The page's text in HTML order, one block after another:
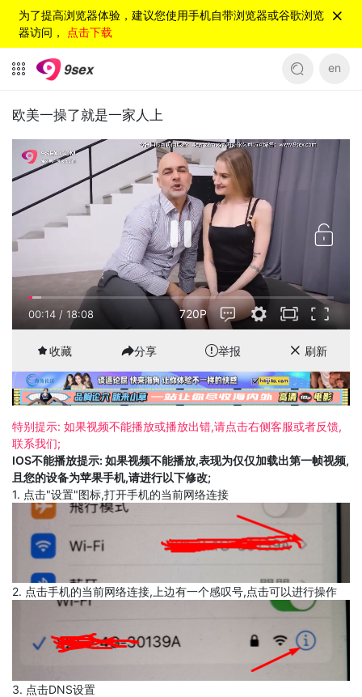
为了提高浏览器体验，建议您使用手机自带浏览器或谷歌浏览
器访问， 点击下载
en
欧美一操了就是一家人上
00:15 / 18:08 720P
收藏 分享 举报 刷新
特别提示: 如果视频不能播放或播放出错,请点击右侧客服或者反馈,
联系我们;
IOS不能播放提示: 如果视频不能播放,表现为仅仅加载出第一帧视频,
且您的设备为苹果手机,请进行以下修改;
1. 点击"设置"图标,打开手机的当前网络连接
2. 点击手机的当前网络连接,上边有一个感叹号,点击可以进行操作
3. 点击DNS设置